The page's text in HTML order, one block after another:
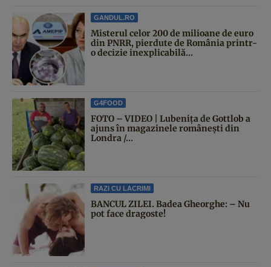
GANDUL.RO
Misterul celor 200 de milioane de euro
din PNRR, pierdute de România printr-
o decizie inexplicabilă...
G4FOOD
FOTO – VIDEO | Lubenița de Gottlob a
ajuns în magazinele românești din
Londra /...
RAZI CU LACRIMI
BANCUL ZILEI. Badea Gheorghe: – Nu
pot face dragoste!